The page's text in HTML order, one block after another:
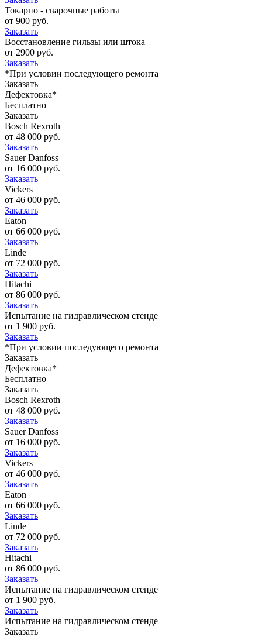
Токарно - сварочные работы
от 900 руб.
Заказать
Восстановление гильзы или штока
от 2900 руб.
Заказать
*При условии последующего ремонта
Заказать
Дефектовка*
Бесплатно
Заказать
Bosch Rexroth
от 48 000 руб.
Заказать
Sauer Danfoss
от 16 000 руб.
Заказать
Vickers
от 46 000 руб.
Заказать
Eaton
от 66 000 руб.
Заказать
Linde
от 72 000 руб.
Заказать
Hitachi
от 86 000 руб.
Заказать
Испытание на гидравлическом стенде
от 1 900 руб.
Заказать
*При условии последующего ремонта
Заказать
Дефектовка*
Бесплатно
Заказать
Bosch Rexroth
от 48 000 руб.
Заказать
Sauer Danfoss
от 16 000 руб.
Заказать
Vickers
от 46 000 руб.
Заказать
Eaton
от 66 000 руб.
Заказать
Linde
от 72 000 руб.
Заказать
Hitachi
от 86 000 руб.
Заказать
Испытание на гидравлическом стенде
от 1 900 руб.
Заказать
Испытание на гидравлическом стенде
Заказать